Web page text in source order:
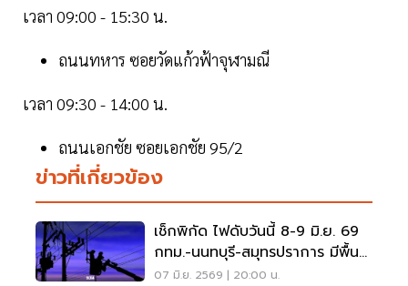
เวลา 09:00 - 15:30 น.
ถนนทหาร ซอยวัดแก้วฟ้าจุฬามณี
เวลา 09:30 - 14:00 น.
ถนนเอกชัย ซอยเอกชัย 95/2
ข่าวที่เกี่ยวข้อง
เช็กพิกัด ไฟดับวันนี้ 8-9 มิ.ย. 69
กทม.-นนทบุรี-สมุทรปราการ มีพื้นที่
ไหนบ้าง
07 มิ.ย. 2569 | 20:00 น.